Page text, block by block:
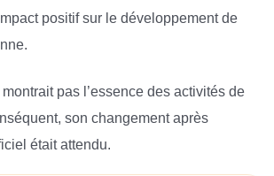
positif sur le développement de
pas l’essence des activités de
son changement après
était attendu.